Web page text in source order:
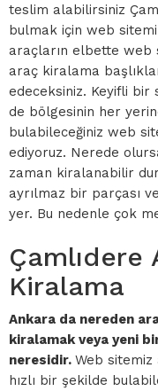
teslim alabilirsiniz
bulmak için web
araçların elbette web
araç kiralama
edeceksiniz. Keyifli bir
de bölgesinin her
bulabileceğiniz web
ediyoruz. Nerede
zaman kiralanabilir
ayrılmaz bir parçası
yer. Bu nedenle çok
Çamlıdere
Kiralama
Ankara da nereden
kiralamak veya yeni
neresidir. Web sitemiz
hızlı bir şekilde